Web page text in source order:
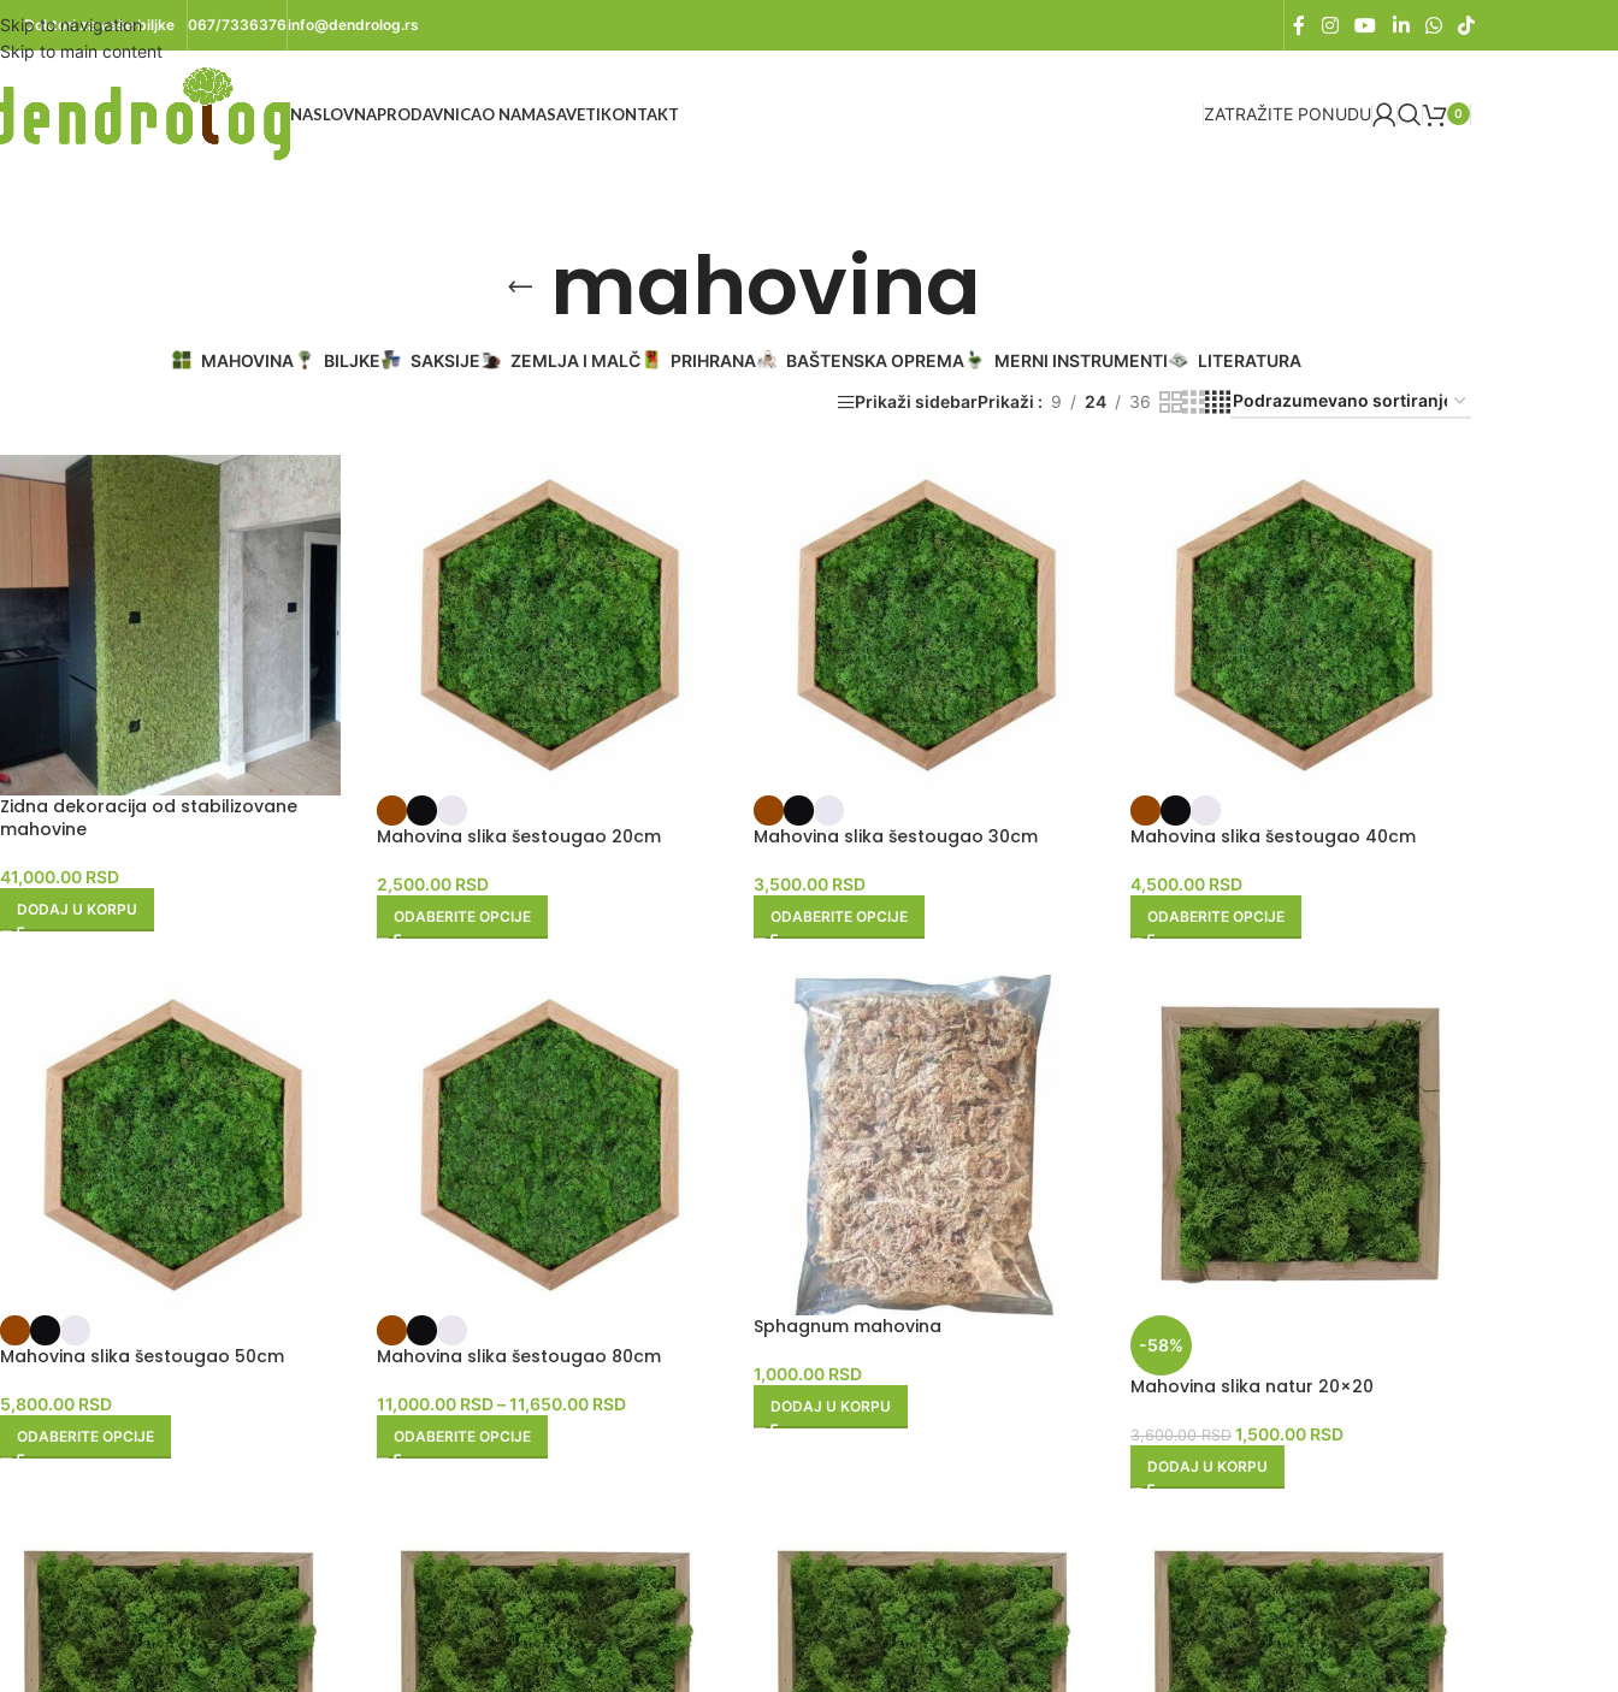
Skip to navigation
Skip to main content
Doktori za vaše biljke 067/7336376info@dendrolog.rs
NASLOVNAPRODAVNICAO NAMASAVETIKONTAKT ZATRAŽITE PONUDU 0
mahovina
MAHOVINA BILJKE SAKSIJE ZEMLJA I MALČ PRIHRANA BAŠTENSKA OPREMA MERNI INSTRUMENTI LITERATURA
Prikaži sidebarPrikaži 9 24 36
Zidna dekoracija od stabilizovane
mahovine
41,000.00 RSD
DODAJ U KORPU
Mahovina slika šestougao 20cm
2,500.00 RSD
ODABERITE OPCIJE
Mahovina slika šestougao 30cm
3,500.00 RSD
ODABERITE OPCIJE
Mahovina slika šestougao 40cm
4,500.00 RSD
ODABERITE OPCIJE
Mahovina slika šestougao 50cm
5,800.00 RSD
ODABERITE OPCIJE
Mahovina slika šestougao 80cm
11,000.00 RSD–11,650.00 RSD
ODABERITE OPCIJE
Sphagnum mahovina
1,000.00 RSD
DODAJ U KORPU
-58%
Mahovina slika natur 20×20
3,600.00RSD 1,500.00 RSD
DODAJ U KORPU